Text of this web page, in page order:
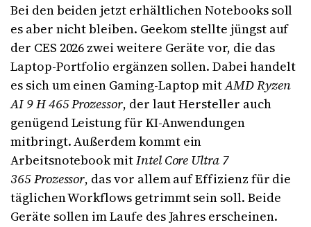
Bei den beiden jetzt erhältlichen Notebooks soll
es aber nicht bleiben. Geekom stellte jüngst auf
der CES 2026 zwei weitere Geräte vor, die das
Laptop-Portfolio ergänzen sollen. Dabei handelt
es sich um einen Gaming-Laptop mitAMD Ryzen
AI 9 H 465 Prozessor, der laut Hersteller auch
genügend Leistung für KI-Anwendungen
mitbringt. Außerdem kommt ein
Arbeitsnotebook mitIntel Core Ultra 7
365 Prozessor, das vor allem auf Effizienz für die
täglichen Workflows getrimmt sein soll. Beide
Geräte sollen im Laufe des Jahres erscheinen.